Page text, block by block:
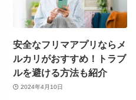
安全なフリマアプリならメ
ルカリがおすすめ！トラブ
ルを避ける方法も紹介
2024年4月10日